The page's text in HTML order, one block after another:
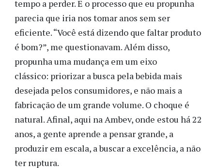
tempo a perder. E o processo que eu propunha
parecia que iria nos tomar anos sem ser
eficiente. “Você está dizendo que faltar produto
é bom?”, me questionavam. Além disso,
propunha uma mudança em um eixo
clássico: priorizar a busca pela bebida mais
desejada pelos consumidores, e não mais a
fabricação de um grande volume. O choque é
natural. Afinal, aqui na Ambev, onde estou há 22
anos, a gente aprende a pensar grande, a
produzir em escala, a buscar a excelência, a não
ter ruptura.